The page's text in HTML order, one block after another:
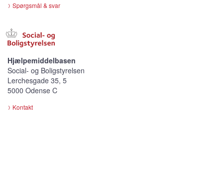
Spørgsmål & svar
Hjælpemiddelbasen
Social- og Boligstyrelsen
Lerchesgade 35, 5
5000 Odense C
Kontakt